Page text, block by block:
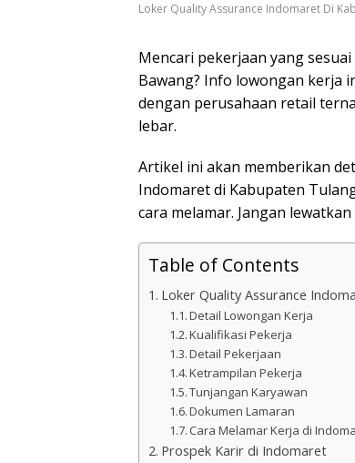
Loker Quality Assurance Indomaret Di
Mencari pekerjaan yang
Bawang? Info lowongan kerja
dengan perusahaan retail
lebar.
Artikel ini akan memberikan
Indomaret di Kabupaten
cara melamar. Jangan
Table of Contents
Loker Quality Assurance
Detail Lowongan Kerja
Kualifikasi Pekerja
Detail Pekerjaan
Ketrampilan Pekerja
Tunjangan Karyawan
Dokumen Lamaran
Cara Melamar Kerja di
Prospek Karir di Indomaret